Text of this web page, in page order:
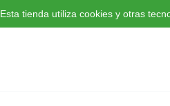
Esta tienda utiliza cookies y otras